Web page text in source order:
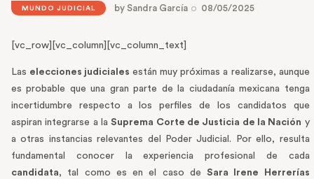
MUNDO JUDICIAL bySandra García 08/05/2025
[vc_row][vc_column][vc_column_text]
Las elecciones judiciales están muy próximas a realizarse, aunque
es probable que una gran parte de la ciudadanía mexicana tenga
incertidumbre respecto a los perfiles de los candidatos que
aspiran integrarse a laSuprema Corte de Justicia de la Nación y
a otras instancias relevantes del Poder Judicial. Por ello, resulta
fundamental conocer la experiencia profesional de cada
candidata, tal como es en el caso deSara Irene Herrerías